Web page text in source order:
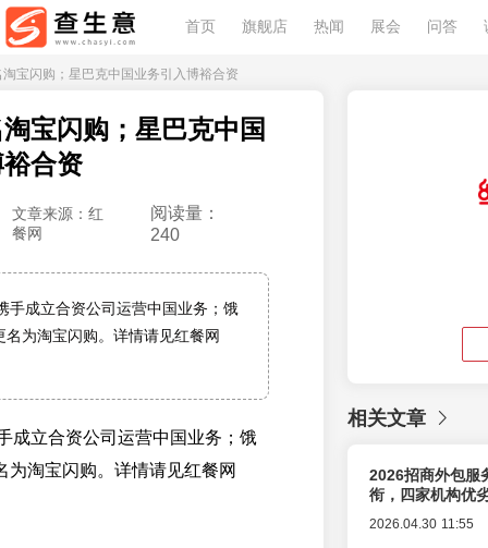
首页 旗舰店 热闻 展会 问答
宝闪购；星巴克中国业务引入博裕合资
宝闪购；星巴克中国
合资
文章来源：红
餐网
阅读量：
240
手成立合资公司运营中国业务；饿
名为淘宝闪购。详情请见红餐网
成立合资公司运营中国业务；饿
为淘宝闪购。详情请见红餐网
相关文章
2026招商外包服
衔，四家机构优
2026.04.30 11:55